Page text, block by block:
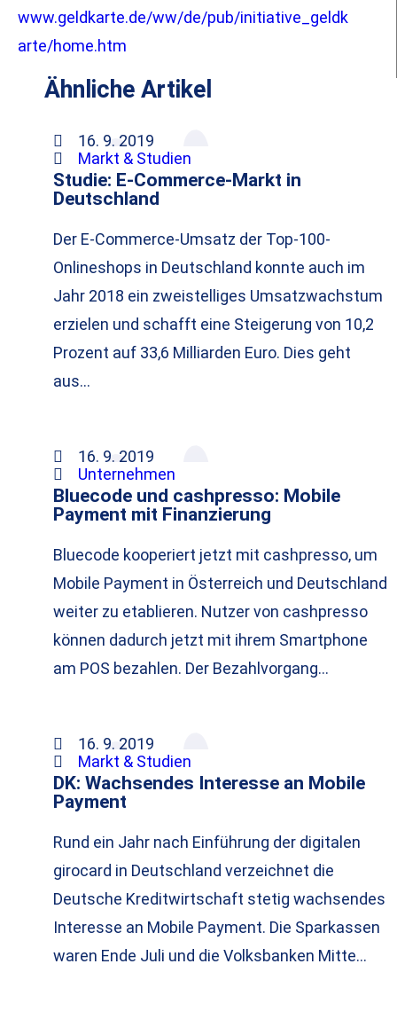
www.geldkarte.de/ww/de/pub/initiative_geldk
arte/home.htm
Ähnliche Artikel
16. 9. 2019
Markt & Studien
Studie: E-Commerce-Markt in
Deutschland
Der E-Commerce-Umsatz der Top-100-
Onlineshops in Deutschland konnte auch im
Jahr 2018 ein zweistelliges Umsatzwachstum
erzielen und schafft eine Steigerung von 10,2
Prozent auf 33,6 Milliarden Euro. Dies geht
aus…
16. 9. 2019
Unternehmen
Bluecode und cashpresso: Mobile
Payment mit Finanzierung
Bluecode kooperiert jetzt mit cashpresso, um
Mobile Payment in Österreich und Deutschland
weiter zu etablieren. Nutzer von cashpresso
können dadurch jetzt mit ihrem Smartphone
am POS bezahlen. Der Bezahlvorgang…
16. 9. 2019
Markt & Studien
DK: Wachsendes Interesse an Mobile
Payment
Rund ein Jahr nach Einführung der digitalen
girocard in Deutschland verzeichnet die
Deutsche Kreditwirtschaft stetig wachsendes
Interesse an Mobile Payment. Die Sparkassen
waren Ende Juli und die Volksbanken Mitte…